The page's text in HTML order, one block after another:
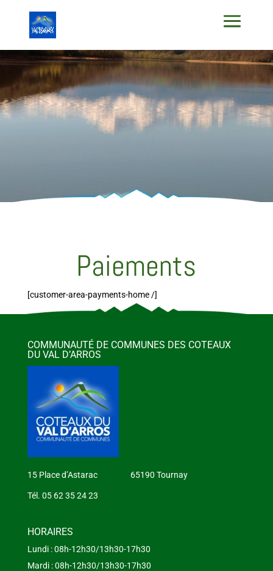
Paiements
[customer-area-payments-home /]
COMMUNAUTÉ DE COMMUNES DES COTEAUX
DU VAL D’ARROS
15 Place d’Astarac 65190 Tournay
Tél. 05 62 35 24 23
HORAIRES
Lundi : 08h-12h30/13h30-17h30
Mardi : 08h-12h30/13h30-17h30